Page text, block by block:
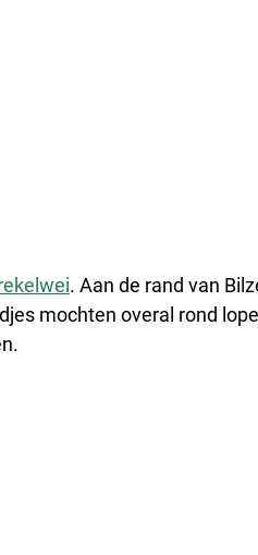
. Aan de rand van
mochten overal rond